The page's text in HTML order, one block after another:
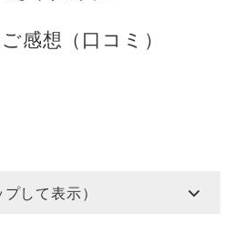
感想（口コミ）
して表示）